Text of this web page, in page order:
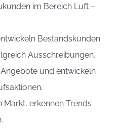
im Bereich Luft –
Bestandskunden
Ausschreibungen,
und entwickeln
Markt, erkennen Trends